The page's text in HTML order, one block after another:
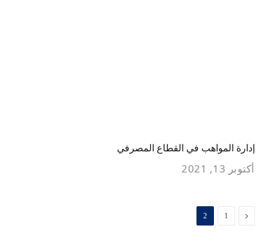
إدارة المواهب في القطاع المصرفي
أكتوبر 13, 2021
السابق
1
2